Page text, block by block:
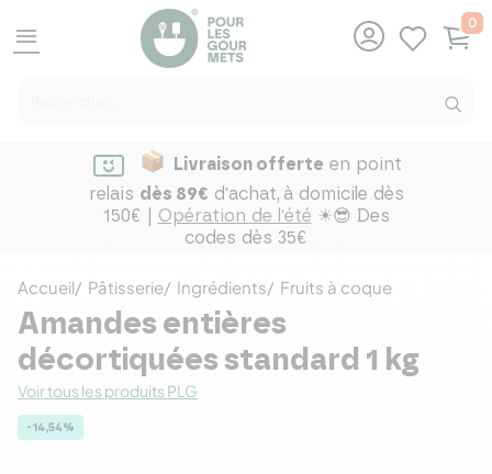
menu
0
Livraison offerte en point
relais dès 89€ d'achat, à domicile dès
150€ | Opération de l'été ☀😎 Des
codes dès 35€
Accueil Pâtisserie Ingrédients Fruits à coque
Amandes entières
décortiquées standard 1 kg
Voir tous les produits PLG
-14,54%